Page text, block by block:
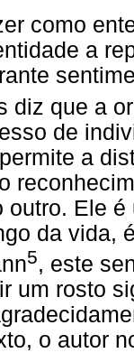
como
a
diz que a
de
a
outro. Ele
da vida,
5, este
um rosto
o autor